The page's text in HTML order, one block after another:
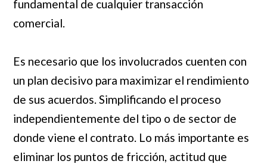
fundamental de cualquier transacción
comercial.
Es necesario que los involucrados cuenten con
un plan decisivo para maximizar el rendimiento
de sus acuerdos. Simplificando el proceso
independientemente del tipo o de sector de
donde viene el contrato. Lo más importante es
eliminar los puntos de fricción, actitud que